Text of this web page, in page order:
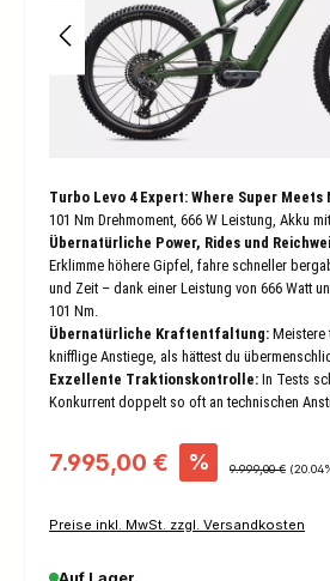
Turbo Levo 4 Expert: Where Super Meets
101 Nm Drehmoment, 666 W Leistung, Akku
Übernatürliche Power, Rides und
Erklimme höhere Gipfel, fahre schneller
und Zeit – dank einer Leistung von 666 Watt
101 Nm.
Übernatürliche Kraftentfaltung: Meistere
knifflige Anstiege, als hättest du
Exzellente Traktionskontrolle: In Tests
Konkurrent doppelt so oft an technischen
Verkaufspreis:
7.995,00 € % Regulärer Preis:
9.999,00 €
Preise inkl. MwSt. zzgl. Versandkosten